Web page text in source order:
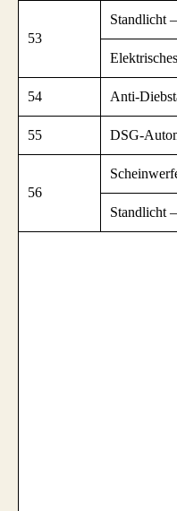
53
Standlicht
54 Anti-
55 DSG-
56
Standlicht